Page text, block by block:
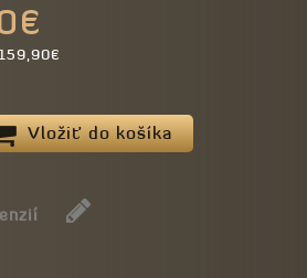
Vložiť do košíka